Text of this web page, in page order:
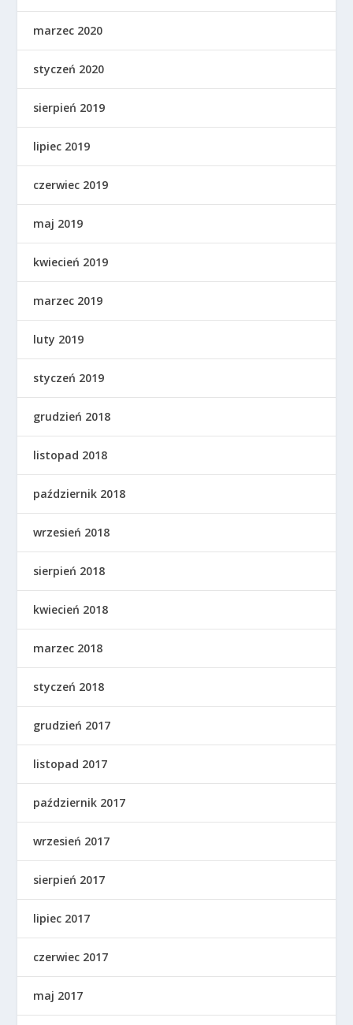
marzec 2020
styczeń 2020
sierpień 2019
lipiec 2019
czerwiec 2019
maj 2019
kwiecień 2019
marzec 2019
luty 2019
styczeń 2019
grudzień 2018
listopad 2018
październik 2018
wrzesień 2018
sierpień 2018
kwiecień 2018
marzec 2018
styczeń 2018
grudzień 2017
listopad 2017
październik 2017
wrzesień 2017
sierpień 2017
lipiec 2017
czerwiec 2017
maj 2017